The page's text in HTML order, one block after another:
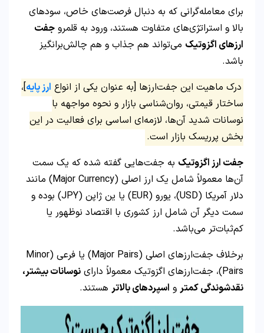
برای معامله‌گرانی که به دنبال فرصت‌های خاص، سودهای
بالا و استراتژی‌های متفاوت هستند، ورود به قلمرو جفت
ارزهای اگزوتیک می‌تواند هم جذاب و هم چالش‌برانگیز
باشد.
درک ماهیت این جفت‌ارزها [به عنوان یکی از انواع ارز پایه]،
ساختار قیمتی، روان‌شناسی بازار و نحوه مواجهه با
نوسانات شدید آن‌ها، لازمه‌ای اساسی برای فعالیت در این
بخش پرریسک بازار است.
جفت ارز اگزوتیک به جفت‌هایی گفته شده که یک سمت
آن‌ها معمولاً شامل یک ارز اصلی (Major Currency) مانند
دلار آمریکا (USD)، یورو (EUR) یا ین ژاپن (JPY) بوده و
سمت دیگر آن شامل ارز کشوری با اقتصاد نوظهور یا
کم‌ثبات‌تر می‌باشد.
برخلاف جفت‌ارزهای اصلی (Major Pairs) یا فرعی (Minor
Pairs)، جفت‌ارزهای اگزوتیک معمولاً دارای
نوسانات بیشتر،
نقدشوندگی کمتر و اسپردهای بالاتر هستند.